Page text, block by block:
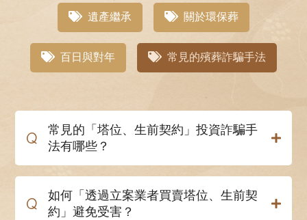
遺產繼承 關於環保葬
百日與對年 常見的殯葬詐騙手法
Q
常見的「塔位、生前契約」投資詐騙手
法有哪些？
Q
如何「透過立案業者買賣塔位、生前契
約」避免受害？